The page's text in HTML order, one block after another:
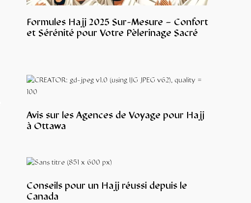
Formules Hajj 2025 Sur-Mesure – Confort
et Sérénité pour Votre Pèlerinage Sacré
Avis sur les Agences de Voyage pour Hajj
à Ottawa
Conseils pour un Hajj réussi depuis le
Canada